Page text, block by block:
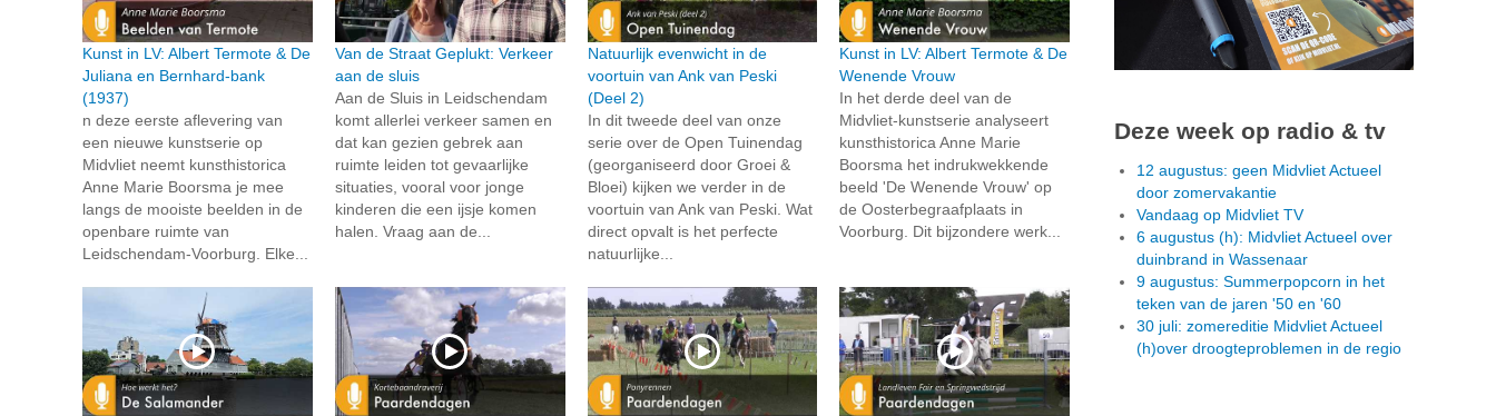
Kunst in LV: Albert Termote & De
Juliana en Bernhard-bank
(1937)
n deze eerste aflevering van
een nieuwe kunstserie op
Midvliet neemt kunsthistorica
Anne Marie Boorsma je mee
langs de mooiste beelden in de
openbare ruimte van
Leidschendam-Voorburg. Elke...
Van de Straat Geplukt: Verkeer
aan de sluis
Aan de Sluis in Leidschendam
komt allerlei verkeer samen en
dat kan gezien gebrek aan
ruimte leiden tot gevaarlijke
situaties, vooral voor jonge
kinderen die een ijsje komen
halen. Vraag aan de...
Natuurlijk evenwicht in de
voortuin van Ank van Peski
(Deel 2)
In dit tweede deel van onze
serie over de Open Tuinendag
(georganiseerd door Groei &
Bloei) kijken we verder in de
voortuin van Ank van Peski. Wat
direct opvalt is het perfecte
natuurlijke...
Kunst in LV: Albert Termote & De
Wenende Vrouw
In het derde deel van de
Midvliet-kunstserie analyseert
kunsthistorica Anne Marie
Boorsma het indrukwekkende
beeld 'De Wenende Vrouw' op
de Oosterbegraafplaats in
Voorburg. Dit bijzondere werk...
Deze week op radio & tv
12 augustus: geen Midvliet Actueel
door zomervakantie
Vandaag op Midvliet TV
6 augustus (h): Midvliet Actueel over
duinbrand in Wassenaar
9 augustus: Summerpopcorn in het
teken van de jaren '50 en '60
30 juli: zomereditie Midvliet Actueel
(h)over droogteproblemen in de regio